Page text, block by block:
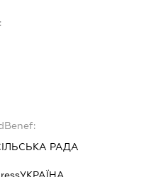
РАДА